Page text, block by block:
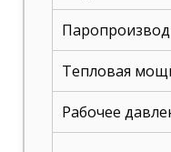
Тепловая
Рабочее